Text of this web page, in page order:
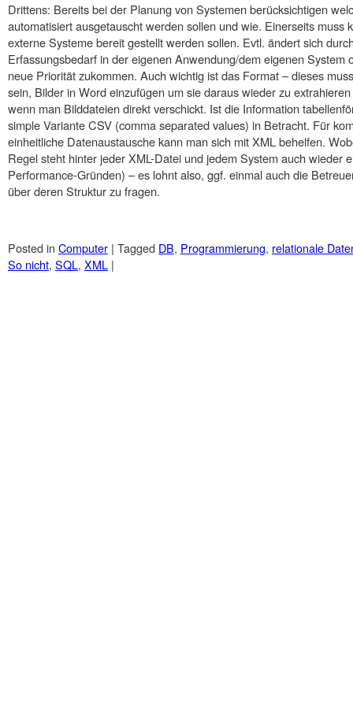
Drittens: Bereits bei der Planung von Systemen berücksichtigen
automatisiert ausgetauscht werden sollen und wie. Einerseits muss
externe Systeme bereit gestellt werden sollen. Evtl. ändert sich
Erfassungsbedarf in der eigenen Anwendung/dem eigenen System
neue Priorität zukommen. Auch wichtig ist das Format – dieses
sein, Bilder in Word einzufügen um sie daraus wieder zu
wenn man Bilddateien direkt verschickt. Ist die Information
simple Variante CSV (comma separated values) in Betracht. Für
einheitliche Datenaustausche kann man sich mit XML behelfen.
Regel steht hinter jeder XML-Datei und jedem System auch wieder
Performance-Gründen) – es lohnt also, ggf. einmal auch die
über deren Struktur zu fragen.
Posted in Computer | Tagged DB, Programmierung, relationale
So nicht, SQL, XML |